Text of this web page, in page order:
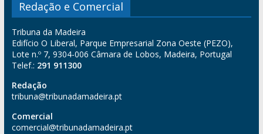
Redação e Comercial
Tribuna da Madeira
Edifício O Liberal, Parque Empresarial Zona Oeste (PEZO),
Lote n.º 7, 9304-006 Câmara de Lobos, Madeira, Portugal
Telef.: 291 911300
Redação
tribuna@tribunadamadeira.pt
Comercial
comercial@tribunadamadeira.pt